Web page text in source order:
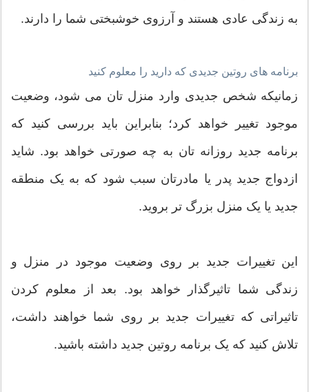
به زندگی عادی هستند و آرزوی خوشبختی شما را دارند.
برنامه های روتین جدیدی که دارید را معلوم کنید
زمانیکه شخص جدیدی وارد منزل تان می شود، وضعیت
موجود تغيير خواهد کرد؛ بنابراین باید بررسی کنید که
برنامه جدید روزانه تان به چه صورتی خواهد بود. شاید
ازدواج جدید پدر یا مادرتان سبب شود که به یک منطقه
جدید یا یک منزل بزرگ تر بروید.
این تغییرات جدید بر روی وضعیت موجود در منزل و
زندگی شما تاثیرگذار خواهد بود. بعد از معلوم کردن
تاثیراتی که تغییرات جدید بر روی شما خواهند داشت،
تلاش کنید که یک برنامه روتین جدید داشته باشید.